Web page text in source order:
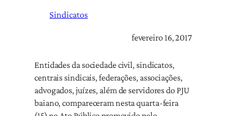
Sindicatos
fevereiro 16, 2017
Entidades da sociedade civil, sindicatos,
centrais sindicais, federações, associações,
advogados, juízes, além de servidores do PJU
baiano, compareceram nesta quarta-feira